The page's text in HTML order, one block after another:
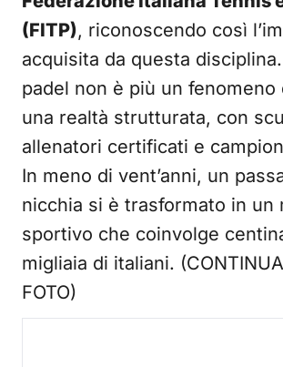
(FITP), riconoscendo così
acquisita da questa
padel non è più un fenomeno
una realtà strutturata, con
allenatori certificati e
In meno di vent’anni, un
nicchia si è trasformato in un
sportivo che coinvolge
migliaia di italiani.
FOTO)